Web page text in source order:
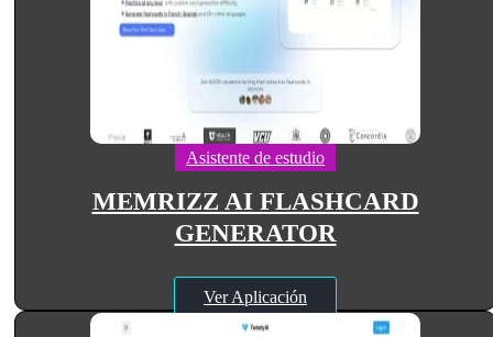
Asistente de estudio
MEMRIZZ AI FLASHCARD
GENERATOR
Ver Aplicación